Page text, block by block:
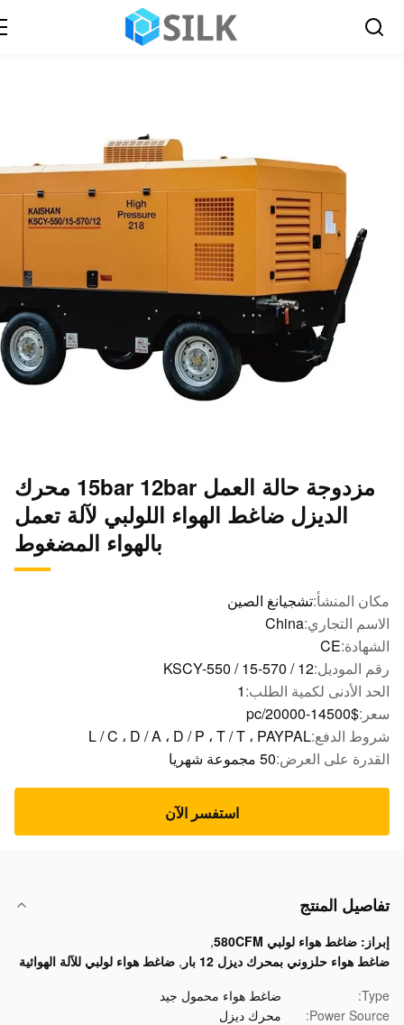
مزدوجة حالة العمل 15bar 12bar محرك
الديزل ضاغط الهواء اللولبي لآلة تعمل
بالهواء المضغوط
المنشأ:تشجيانغ الصين
التجاري:China
CE
الموديل:KSCY-550 / 15-570 / 12
الأدنى لكمية الطلب:1
$14500-20000/pc
الدفع:L / C ، D / A ، D / P ، T / T ، PAYPAL
على العرض:50 مجموعة شهريا
استفسر الآن
المنتج
ضاغط هواء لولبي 580CFM
,
هواء حلزوني بمحرك ديزل 12 بار
,ضاغط هواء لولبي للآلة الهوائية
ضاغط هواء محمول جيد
Power
محرك ديزل